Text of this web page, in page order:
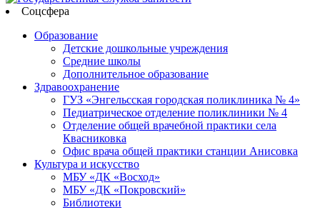
Соцсфера
Образование
Детские дошкольные учреждения
Средние школы
Дополнительное образование
Здравоохранение
ГУЗ «Энгельсская городская поликлиника № 4»
Педиатрическое отделение поликлиники № 4
Отделение общей врачебной практики села
Квасниковка
Офис врача общей практики станции Анисовка
Культура и искусство
МБУ «ДК «Восход»
МБУ «ДК «Покровский»
Библиотеки